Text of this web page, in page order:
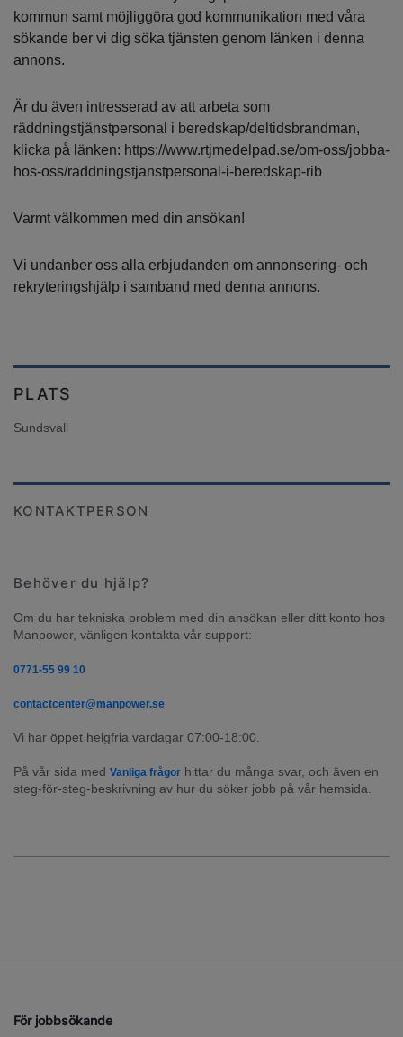
kommun samt möjliggöra god kommunikation med våra
sökande ber vi dig söka tjänsten genom länken i denna
annons.
Är du även intresserad av att arbeta som
räddningstjänstpersonal i beredskap/deltidsbrandman,
klicka på länken: https://www.rtjmedelpad.se/om-oss/jobba-
hos-oss/raddningstjanstpersonal-i-beredskap-rib
Varmt välkommen med din ansökan!
Vi undanber oss alla erbjudanden om annonsering- och
rekryteringshjälp i samband med denna annons.
PLATS
Sundsvall
KONTAKTPERSON
Behöver du hjälp?
Om du har tekniska problem med din ansökan eller ditt konto hos
Manpower, vänligen kontakta vår support:
0771-55 99 10
contactcenter@manpower.se
Vi har öppet helgfria vardagar 07:00-18:00.
På vår sida med Vanliga frågor hittar du många svar, och även en
steg-för-steg-beskrivning av hur du söker jobb på vår hemsida.
För jobbsökande